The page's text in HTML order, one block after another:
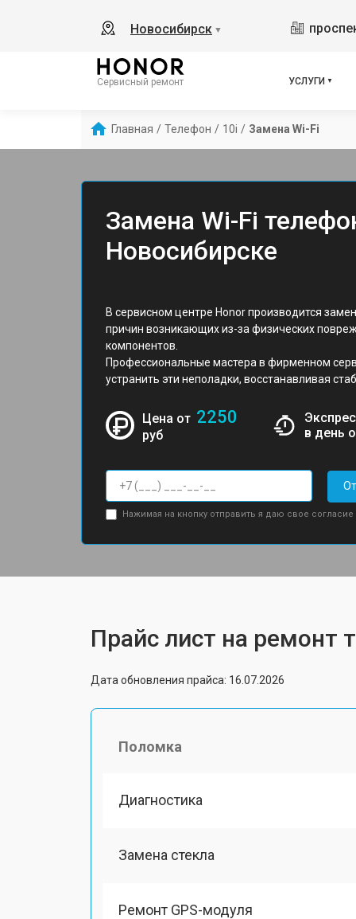
Новосибирск ▼
Сервисный ремонт УСЛУГИ
Главная / Телефон / 10i / Замена Wi-Fi
Замена Wi-Fi
Новосибирске
В сервисном центре Honor производится
причин возникающих из-за физических
компонентов.
Профессиональные мастера в фирменном
устранить эти неполадки, восстанавливая
Цена от 2250
руб
в день
Нажимая на кнопку отправить я даю свое согласие
Прайс лист на ремонт
Дата обновления прайса: 16.07.2026
Поломка
Диагностика
Замена стекла
Ремонт GPS-модуля